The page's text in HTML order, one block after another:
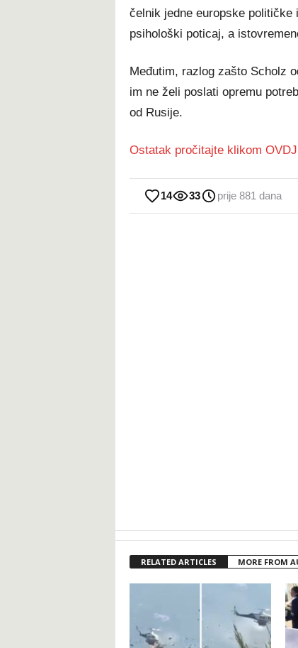
čelnik jedne europske političke
psihološki poticaj, a
Međutim, razlog zašto Scholz
im ne želi poslati opremu
od Rusije.
Ostatak pročitajte klikom
14 33 prije 881 dana
RELATED ARTICLES MORE FROM